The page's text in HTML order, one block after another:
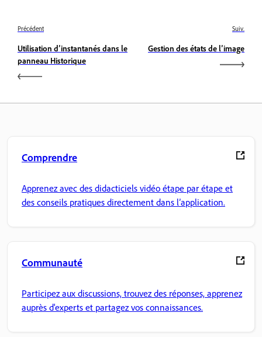
Précédent
Utilisation d’instantanés dans le
panneau Historique
Suiv.
Gestion des états de l’image
Comprendre
Apprenez avec des didacticiels vidéo étape par étape et
des conseils pratiques directement dans l’application.
Communauté
Participez aux discussions, trouvez des réponses, apprenez
auprès d'experts et partagez vos connaissances.